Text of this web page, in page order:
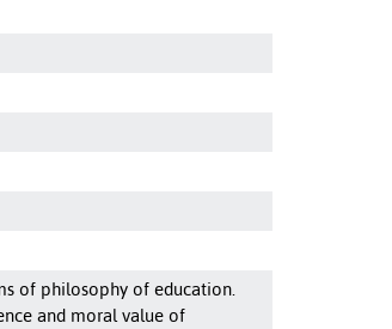
of philosophy of education.
and moral value of